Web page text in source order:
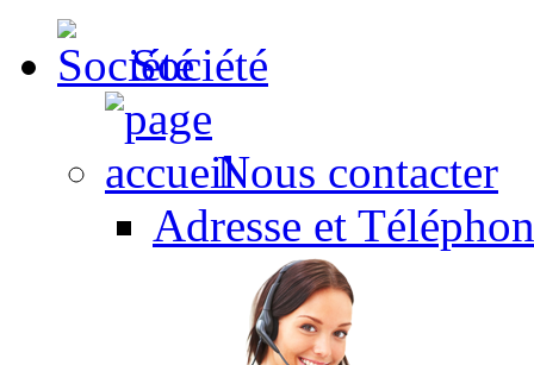
Société
Nous contacter
Adresse et